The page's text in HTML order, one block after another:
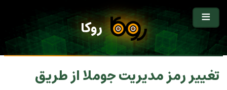
روکا
تغییر رمز مدیریت جوملا از طریق